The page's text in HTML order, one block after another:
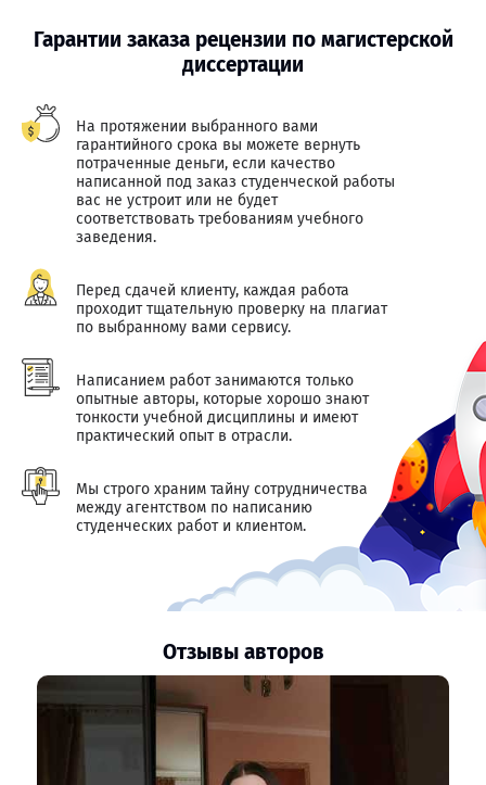
Гарантии заказа рецензии по магистерской
диссертации
На протяжении выбранного вами
гарантийного срока вы можете вернуть
потраченные деньги, если качество
написанной под заказ студенческой работы
вас не устроит или не будет
соответствовать требованиям учебного
заведения.
Перед сдачей клиенту, каждая работа
проходит тщательную проверку на плагиат
по выбранному вами сервису.
Написанием работ занимаются только
опытные авторы, которые хорошо знают
тонкости учебной дисциплины и имеют
практический опыт в отрасли.
Мы строго храним тайну сотрудничества
между агентством по написанию
студенческих работ и клиентом.
Отзывы авторов